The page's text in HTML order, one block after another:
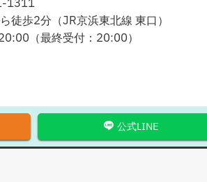
1311
徒歩2分（JR京浜東北線 東口）
（最終受付： 20:00）
公式LINE